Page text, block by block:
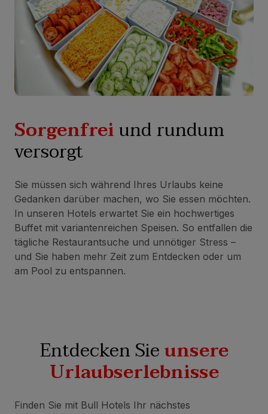
Sorgenfreiund rundum
versorgt
Sie müssen sich während Ihres Urlaubs keine
Gedanken darüber machen, wo Sie essen möchten.
In unseren Hotels erwartet Sie ein hochwertiges
Buffet mit variantenreichen Speisen. So entfallen die
tägliche Restaurantsuche und unnötiger Stress –
und Sie haben mehr Zeit zum Entdecken oder um
am Pool zu entspannen.
Entdecken Sieunsere
Urlaubserlebnisse
Finden Sie mit Bull Hotels Ihr nächstes